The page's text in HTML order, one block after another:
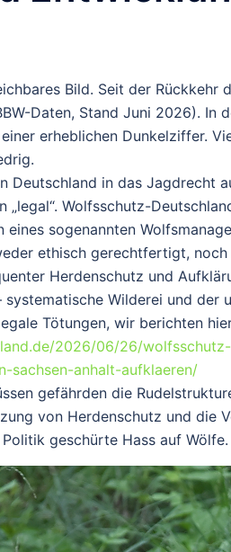
Bild. Seit der Rückkehr
Daten, Stand Juni 2026). In
erheblichen Dunkelziffer.
Deutschland in das Jagdrecht
„legal“. Wolfsschutz-
sogenannten
ethisch gerechtfertigt,
Herdenschutz und
Wilderei und der
Tötungen, wir berichten
2026/06/26/
sachsen-anhalt-aufklaeren/
gefährden die
von Herdenschutz und die
geschürte Hass auf Wölfe.